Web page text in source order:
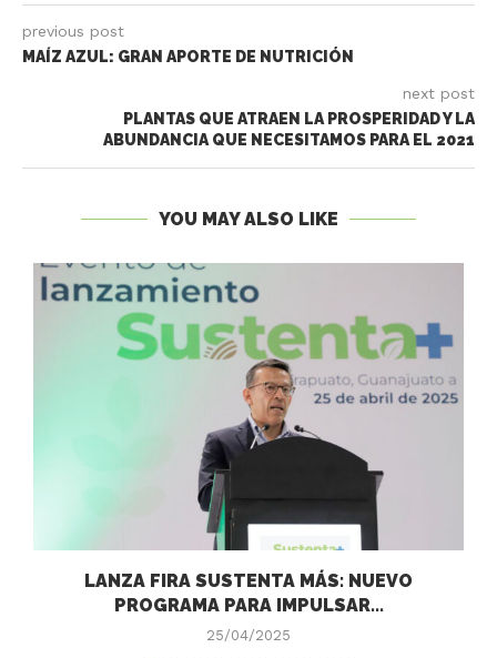
previous post
MAÍZ AZUL: GRAN APORTE DE NUTRICIÓN
next post
PLANTAS QUE ATRAEN LA PROSPERIDAD Y LA
ABUNDANCIA QUE NECESITAMOS PARA EL 2021
YOU MAY ALSO LIKE
LANZA FIRA SUSTENTA MÁS: NUEVO
PROGRAMA PARA IMPULSAR...
25/04/2025